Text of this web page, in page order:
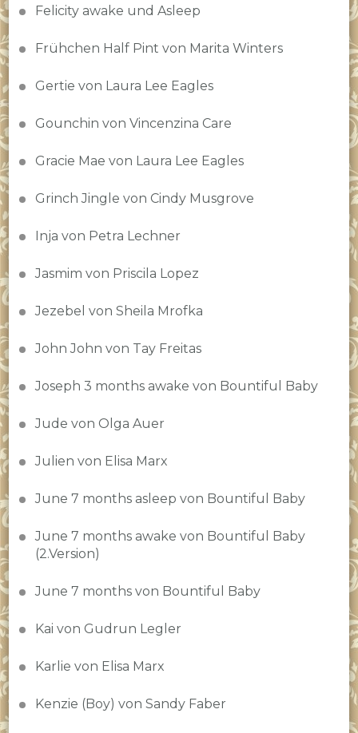
Felicity awake und Asleep
Frühchen Half Pint von Marita Winters
Gertie von Laura Lee Eagles
Gounchin von Vincenzina Care
Gracie Mae von Laura Lee Eagles
Grinch Jingle von Cindy Musgrove
Inja von Petra Lechner
Jasmim von Priscila Lopez
Jezebel von Sheila Mrofka
John John von Tay Freitas
Joseph 3 months awake von Bountiful Baby
Jude von Olga Auer
Julien von Elisa Marx
June 7 months asleep von Bountiful Baby
June 7 months awake von Bountiful Baby
(2.Version)
June 7 months von Bountiful Baby
Kai von Gudrun Legler
Karlie von Elisa Marx
Kenzie (Boy) von Sandy Faber